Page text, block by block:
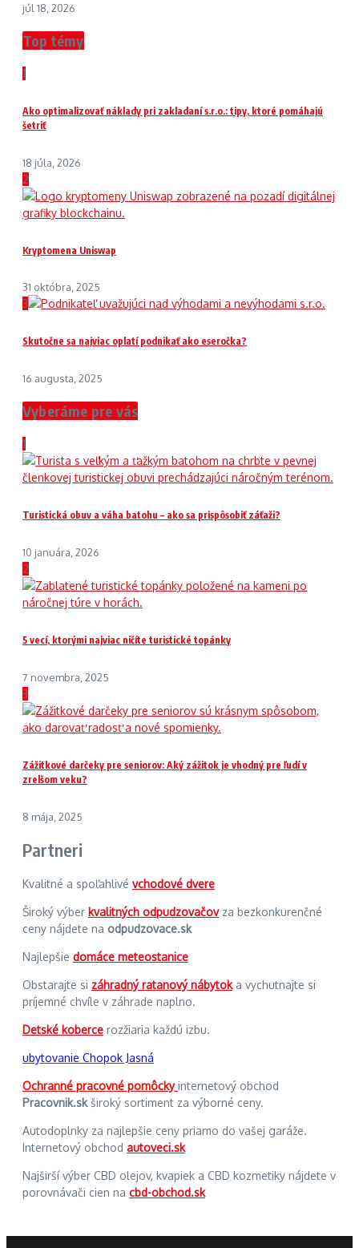
júl 18, 2026
Top témy
1
Ako optimalizovať náklady pri zakladaní s.r.o.: tipy, ktoré pomáhajú
šetriť
18 júla, 2026
2
Kryptomena Uniswap
31 októbra, 2025
3
Skutočne sa najviac oplatí podnikať ako eseročka?
16 augusta, 2025
Vyberáme pre vás
1
Turistická obuv a váha batohu – ako sa prispôsobiť záťaži?
10 januára, 2026
2
5 vecí, ktorými najviac ničíte turistické topánky
7 novembra, 2025
3
Zážitkové darčeky pre seniorov: Aký zážitok je vhodný pre ľudí v
zrelšom veku?
8 mája, 2025
Partneri
Kvalitné a spoľahlivé vchodové dvere
Široký výber kvalitných odpudzovačovza bezkonkurenčné
ceny nájdete na odpudzovace.sk
Najlepšie domáce meteostanice
Obstarajte si záhradný ratanový nábytoka vychutnajte si
príjemné chvíle v záhrade naplno.
Detské koberce rozžiaria každú izbu.
ubytovanie Chopok Jasná
Ochranné pracovné pomôckyinternetový obchod
Pracovnik.skširoký sortiment za výborné ceny.
Autodoplnky za najlepšie ceny priamo do vašej garáže.
Internetový obchod autoveci.sk
Najširší výber CBD olejov, kvapiek a CBD kozmetiky nájdete v
porovnávači cien na cbd-obchod.sk